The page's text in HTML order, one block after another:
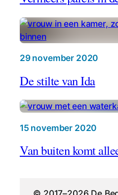
29 november 2020
De stilte van Ida
15 november 2020
Van buiten komt